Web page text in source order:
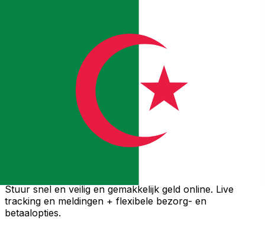
Stuur snel en veilig en gemakkelijk geld online. Live
tracking en meldingen + flexibele bezorg- en
betaalopties.